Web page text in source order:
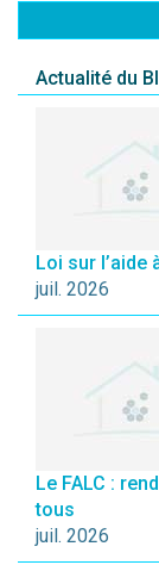
Actualité du
Loi sur l’aide
juil. 2026
Le FALC :
tous
juil. 2026